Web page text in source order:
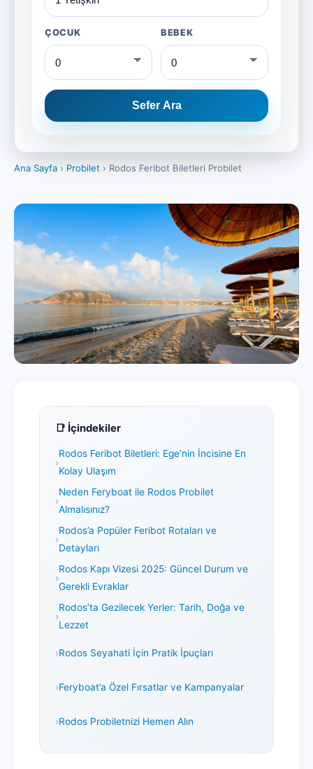
ÇOCUK BEBEK
Sefer Ara
Ana Sayfa › Probilet › Rodos Feribot Biletleri Probilet
📑 İçindekiler
Rodos Feribot Biletleri: Ege’nin İncisine En
Kolay Ulaşım
Neden Feryboat ile Rodos Probilet
Almalısınız?
Rodos’a Popüler Feribot Rotaları ve
Detayları
Rodos Kapı Vizesi 2025: Güncel Durum ve
Gerekli Evraklar
Rodos’ta Gezilecek Yerler: Tarih, Doğa ve
Lezzet
Rodos Seyahati İçin Pratik İpuçları
Feryboat’a Özel Fırsatlar ve Kampanyalar
Rodos Probiletnizi Hemen Alın